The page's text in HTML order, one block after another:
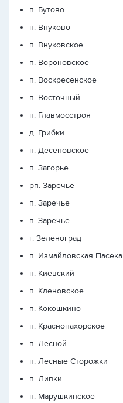
п. Бутово
п. Внуково
п. Внуковское
п. Вороновское
п. Воскресенское
п. Восточный
п. Главмосстроя
д. Грибки
п. Десеновское
п. Загорье
рп. Заречье
п. Заречье
п. Заречье
г. Зеленоград
п. Измайловская Пасека
п. Киевский
п. Кленовское
п. Кокошкино
п. Краснопахорское
п. Лесной
п. Лесные Сторожки
п. Липки
п. Марушкинское